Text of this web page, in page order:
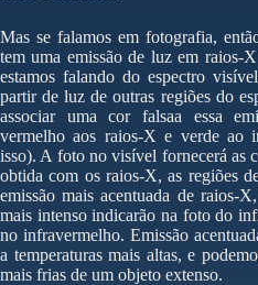
Mas se falamos em fotografia,
tem uma emissão de luz em raios-
estamos falando do espectro
partir de luz de outras regiões do
associar uma cor falsaa essa
vermelho aos raios-X e verde ao
isso). A foto no visível fornecerá as
obtida com os raios-X, as regiões
emissão mais acentuada de raios-
mais intenso indicarão na foto do
no infravermelho. Emissão
a temperaturas mais altas, e
mais frias de um objeto extenso.